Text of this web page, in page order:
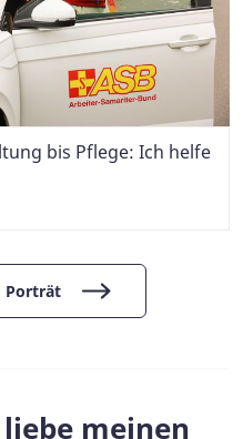
bis Pflege: Ich helfe
Porträt
meinen